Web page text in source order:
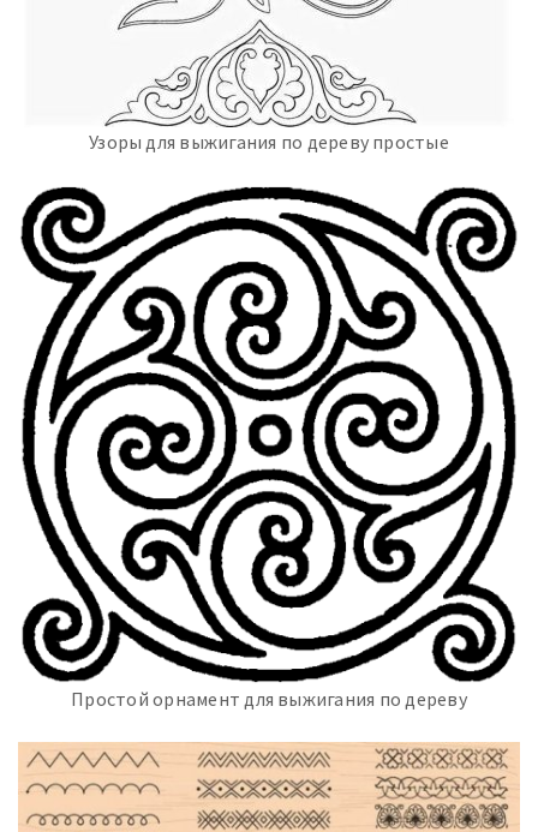
Узоры для выжигания по дереву простые
Простой орнамент для выжигания по дереву